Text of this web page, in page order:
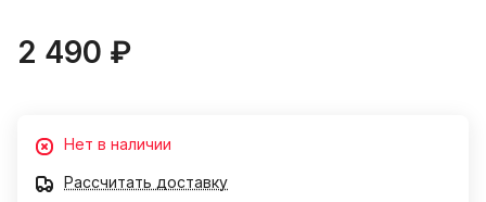
2 490 ₽
Нет в наличии
Рассчитать доставку